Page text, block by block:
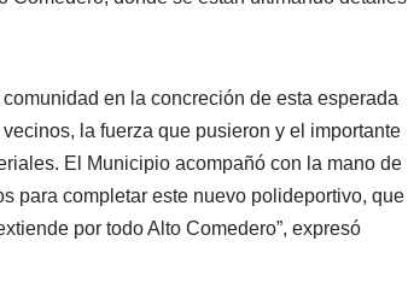
en la concreción de esta esperada
la fuerza que pusieron y el importante
El Municipio acompañó con la mano de
para completar este nuevo polideportivo, que
por todo Alto Comedero”, expresó